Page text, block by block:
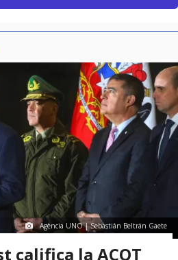
Agencia UNO | Sebastián Beltrán Gaete
califica la ACOT